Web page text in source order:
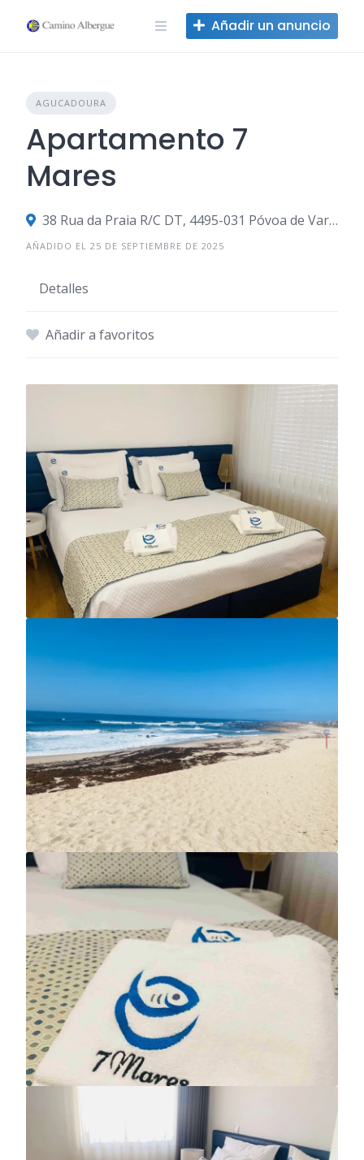
Añadir un anuncio
AGUCADOURA
Apartamento 7
Mares
38 Rua da Praia R/C DT, 4495-031 Póvoa de Varzim, Portugal
AÑADIDO EL 25 DE SEPTIEMBRE DE 2025
Detalles
Añadir a favoritos